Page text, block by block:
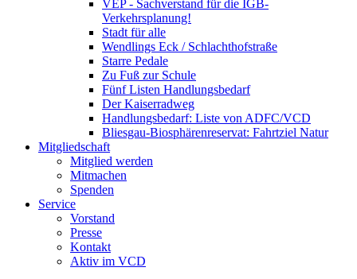
VEP - Sachverstand für die IGB-
Verkehrsplanung!
Stadt für alle
Wendlings Eck / Schlachthofstraße
Starre Pedale
Zu Fuß zur Schule
Fünf Listen Handlungsbedarf
Der Kaiserradweg
Handlungsbedarf: Liste von ADFC/VCD
Bliesgau-Biosphärenreservat: Fahrtziel Natur
Mitgliedschaft
Mitglied werden
Mitmachen
Spenden
Service
Vorstand
Presse
Kontakt
Aktiv im VCD